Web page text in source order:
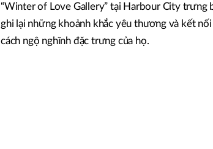
“Winter of Love Gallery” tại Harbour City trưng
ghi lại những khoảnh khắc yêu thương và kết
cách ngộ nghĩnh đặc trưng của họ.